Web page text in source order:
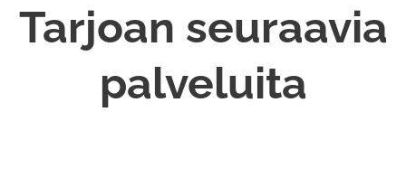
Tarjoan seuraavia
palveluita